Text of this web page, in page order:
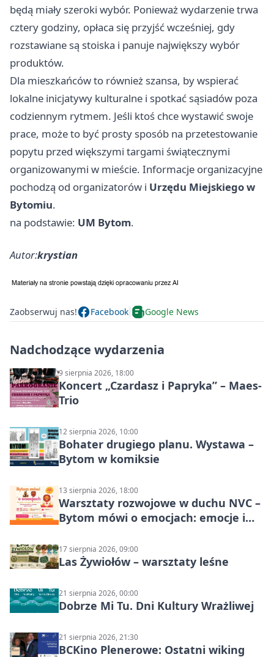
będą miały szeroki wybór. Ponieważ wydarzenie trwa
cztery godziny, opłaca się przyjść wcześniej, gdy
rozstawiane są stoiska i panuje największy wybór
produktów.
Dla mieszkańców to również szansa, by wspierać
lokalne inicjatywy kulturalne i spotkać sąsiadów poza
codziennym rytmem. Jeśli ktoś chce wystawić swoje
prace, może to być prosty sposób na przetestowanie
popytu przed większymi targami świątecznymi
organizowanymi w mieście. Informacje organizacyjne
pochodzą od organizatorów i Urzędu Miejskiego w
Bytomiu.
na podstawie: UM Bytom.
Autor:krystian
Zaobserwuj nas! Facebook Google News
Nadchodzące wydarzenia
9 sierpnia 2026, 18:00
Koncert „Czardasz i Papryka” – Maes-
Trio
12 sierpnia 2026, 10:00
Bohater drugiego planu. Wystawa –
Bytom w komiksie
13 sierpnia 2026, 18:00
Warsztaty rozwojowe w duchu NVC –
Bytom mówi o emocjach: emocje i
17 sierpnia 2026, 09:00
Las Żywiołów – warsztaty leśne
21 sierpnia 2026, 00:00
Dobrze Mi Tu. Dni Kultury Wrażliwej
21 sierpnia 2026, 21:30
BCKino Plenerowe: Ostatni wiking